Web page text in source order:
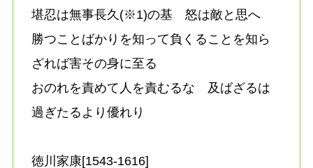
堪忍は無事長久(※1)の基 怒は敵と思へ
勝つことばかりを知って負くることを知ら
ざれば害その身に至る
おのれを責めて人を責むるな 及ばざるは
過ぎたるより優れり
徳川家康[1543-1616]